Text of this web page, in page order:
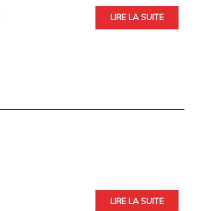
LIRE LA SUITE
LIRE LA SUITE